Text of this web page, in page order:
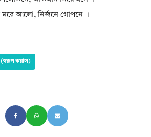
মরে আলো, নির্জনে গোপনে ।
কয়াল)